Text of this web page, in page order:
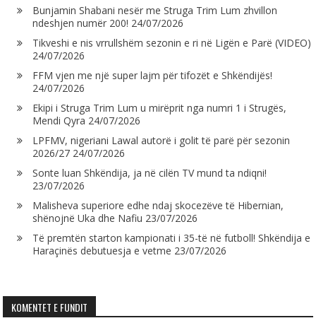
Bunjamin Shabani nesër me Struga Trim Lum zhvillon
ndeshjen numër 200! 24/07/2026
Tikveshi e nis vrrullshëm sezonin e ri në Ligën e Parë (VIDEO)
24/07/2026
FFM vjen me një super lajm për tifozët e Shkëndijës!
24/07/2026
Ekipi i Struga Trim Lum u mirëprit nga numri 1 i Strugës,
Mendi Qyra 24/07/2026
LPFMV, nigeriani Lawal autorë i golit të parë për sezonin
2026/27 24/07/2026
Sonte luan Shkëndija, ja në cilën TV mund ta ndiqni!
23/07/2026
Malisheva superiore edhe ndaj skocezëve të Hibernian,
shënojnë Uka dhe Nafiu 23/07/2026
Të premtën starton kampionati i 35-të në futboll! Shkëndija e
Haraçinës debutuesja e vetme 23/07/2026
KOMENTET E FUNDIT